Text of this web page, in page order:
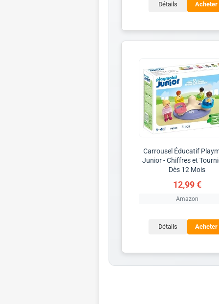
Détails Acheter
Carrousel Éducatif
Junior - Chiffres et
Dès 12 Mois
12,99 €
Amazon
Détails Acheter